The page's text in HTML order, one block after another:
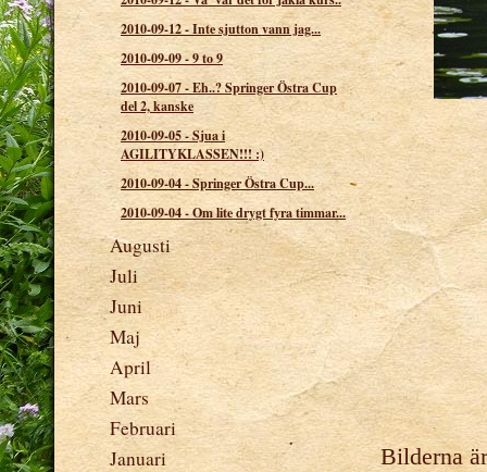
2010-09-12-Inte sjutton vann jag...
2010-09-09-9 to 9
2010-09-07-Eh..? Springer Östra Cup
del 2, kanske
2010-09-05-Sjua i
AGILITYKLASSEN!!! :)
2010-09-04-Springer Östra Cup...
2010-09-04-Om lite drygt fyra timmar...
Augusti
Juli
Juni
Maj
April
Mars
Februari
Januari
Bilderna